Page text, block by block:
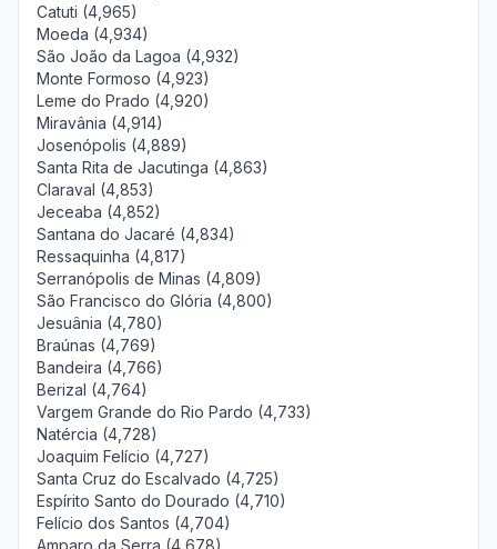
Catuti (4,965)
Moeda (4,934)
São João da Lagoa (4,932)
Monte Formoso (4,923)
Leme do Prado (4,920)
Miravânia (4,914)
Josenópolis (4,889)
Santa Rita de Jacutinga (4,863)
Claraval (4,853)
Jeceaba (4,852)
Santana do Jacaré (4,834)
Ressaquinha (4,817)
Serranópolis de Minas (4,809)
São Francisco do Glória (4,800)
Jesuânia (4,780)
Braúnas (4,769)
Bandeira (4,766)
Berizal (4,764)
Vargem Grande do Rio Pardo (4,733)
Natércia (4,728)
Joaquim Felício (4,727)
Santa Cruz do Escalvado (4,725)
Espírito Santo do Dourado (4,710)
Felício dos Santos (4,704)
Amparo da Serra (4,678)